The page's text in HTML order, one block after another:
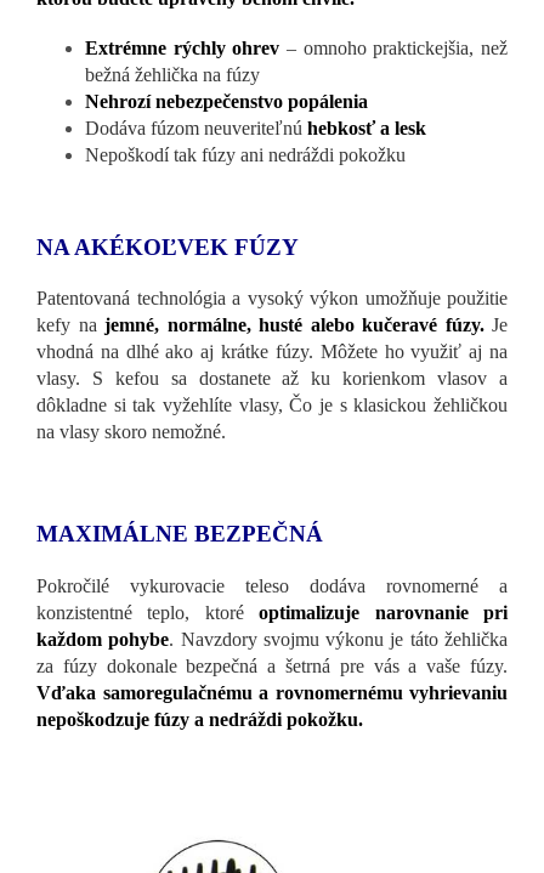
Extrémne rýchly ohrev – omnoho praktickejšia, než
bežná žehlička na fúzy
Nehrozí nebezpečenstvo popálenia
Dodáva fúzom neuveriteľnú hebkosť a lesk
Nepoškodí tak fúzy ani nedráždi pokožku
NA AKÉKOĽVEK FÚZY
Patentovaná technológia a vysoký výkon umožňuje použitie
kefy na jemné, normálne, husté alebo kučeravé fúzy. Je
vhodná na dlhé ako aj krátke fúzy. Môžete ho využiť aj na
vlasy. S kefou sa dostanete až ku korienkom vlasov a
dôkladne si tak vyžehlíte vlasy, Čo je s klasickou žehličkou
na vlasy skoro nemožné.
MAXIMÁLNE BEZPEČNÁ
Pokročilé vykurovacie teleso dodáva rovnomerné a
konzistentné teplo, ktoréoptimalizuje narovnanie pri
každom pohybe. Navzdory svojmu výkonu je táto žehlička
za fúzy dokonale bezpečná a šetrná pre vás a vaše fúzy.
Vďaka samoregulačnému a rovnomernému vyhrievaniu
nepoškodzuje fúzy a nedráždi pokožku.